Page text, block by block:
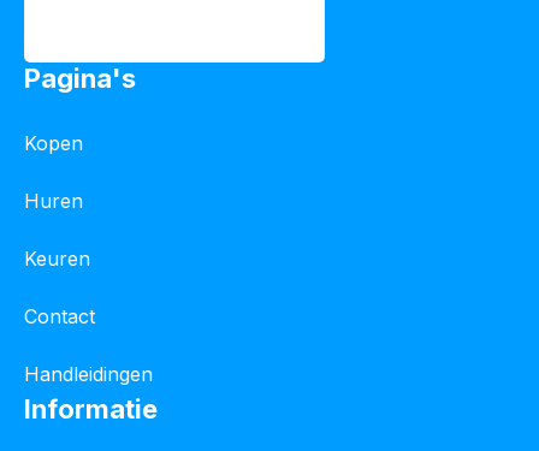
Pagina's
Kopen
Huren
Keuren
Contact
Handleidingen
Informatie